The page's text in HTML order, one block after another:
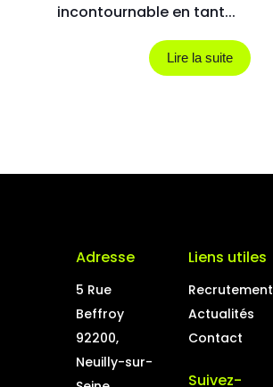
incontournable en tant...
Lire la suite
Adresse
5 Rue
Beffroy
92200,
Neuilly-sur-
Liens utiles
Recrutement
Actualités
Contact
Suivez-